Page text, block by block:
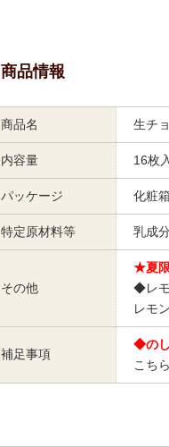
商品情報
商品名 生チ
内容量 16枚
パッケージ 化粧
特定原材料等 乳成
その他
★夏
◆レモ
レモ
補足事項
◆のし
こち